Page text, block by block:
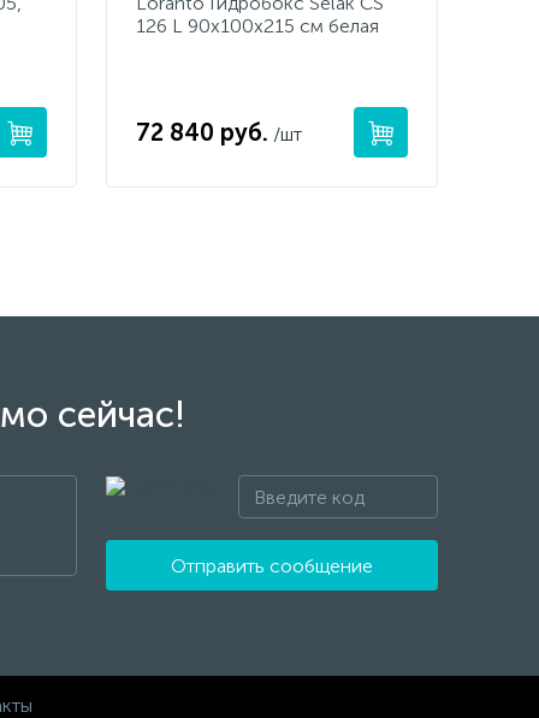
126 L 90х100х215 см белая
72 840 руб. /шт
сейчас!
Отправить сообщение